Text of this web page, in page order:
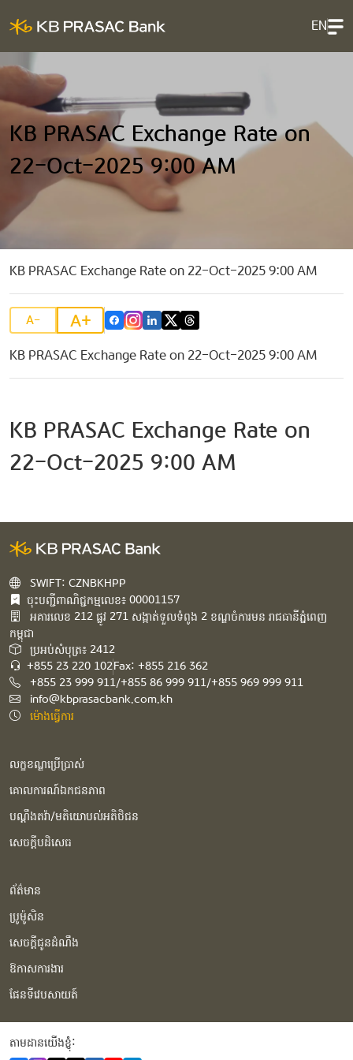
EN
KB PRASAC Exchange Rate on
22-Oct-2025 9:00 AM
KB PRASAC Exchange Rate on 22-Oct-2025 9:00 AM
A- A+
KB PRASAC Exchange Rate on 22-Oct-2025 9:00 AM
KB PRASAC Exchange Rate on
22-Oct-2025 9:00 AM
SWIFT: CZNBKHPP
ចុះបញ្ជីពាណិជ្ជកម្មលេខ៖ 00001157
អគារ​លេខ​ 212 ផ្លូវ 271 សង្កាត់ទួលទំពូង 2 ខណ្ឌចំការមន រាជធានីភ្នំពេញ
កម្ពុជា​
ប្រអប់សំបុត្រ៖ 2412
+855 23 220 102Fax: +855 216 362
+855 23 999 911/+855 86 999 911/+855 969 999 911
info@kbprasacbank.com.kh
ម៉ោងធ្វើការ
លក្ខខណ្ឌប្រើប្រាស់
គោលការណ៍ឯកជនភាព
បណ្ដឹងតវ៉ា/មតិយោបល់អតិថិជន
សេចក្ដីបដិសេធ
ព័ត៌មាន
ប្រូម៉ូសិន
សេចក្ដីជូនដំណឹង
ឱកាសការងារ
ផែនទីវេបសាយត៍
តាមដានយើងខ្ញុំំ: